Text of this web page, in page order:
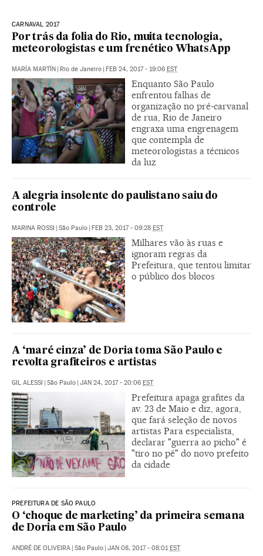
CARNAVAL 2017
Por trás da folia do Rio, muita tecnologia,
meteorologistas e um frenético WhatsApp
MARÍA MARTÍN | Rio de Janeiro | FEB 24, 2017 - 19:06 EST
Enquanto São Paulo
enfrentou falhas de
organização no pré-carvanal
de rua, Rio de Janeiro
engraxa uma engrenagem
que contempla de
meteorologistas a técnicos
da luz
A alegria insolente do paulistano saiu do
controle
MARINA ROSSI | São Paulo | FEB 23, 2017 - 09:28 EST
Milhares vão às ruas e
ignoram regras da
Prefeitura, que tentou limitar
o público dos blocos
A ‘maré cinza’ de Doria toma São Paulo e
revolta grafiteiros e artistas
GIL ALESSI | São Paulo | JAN 24, 2017 - 20:06 EST
Prefeitura apaga grafites da
av. 23 de Maio e diz, agora,
que fará seleção de novos
artistas Para especialista,
declarar "guerra ao picho" é
"tiro no pé" do novo prefeito
da cidade
PREFEITURA DE SÃO PAULO
O ‘choque de marketing’ da primeira semana
de Doria em São Paulo
ANDRÉ DE OLIVEIRA | São Paulo | JAN 08, 2017 - 08:01 EST